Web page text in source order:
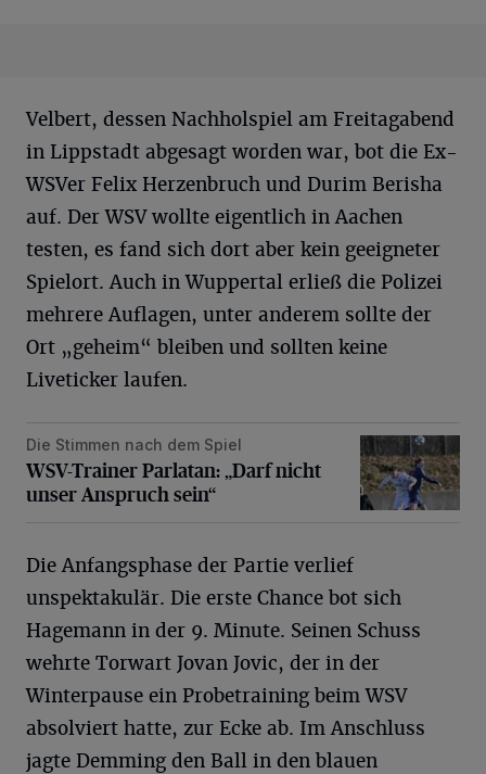
Velbert, dessen Nachholspiel am Freitagabend
in Lippstadt abgesagt worden war, bot die Ex-
WSVer Felix Herzenbruch und Durim Berisha
auf. Der WSV wollte eigentlich in Aachen
testen, es fand sich dort aber kein geeigneter
Spielort. Auch in Wuppertal erließ die Polizei
mehrere Auflagen, unter anderem sollte der
Ort „geheim“ bleiben und sollten keine
Liveticker laufen.
WSV-Trainer Parlatan: „Darf nicht unser Anspruch sein“
Die Stimmen nach dem Spiel
WSV-Trainer Parlatan: „Darf nicht
unser Anspruch sein“
Die Anfangsphase der Partie verlief
unspektakulär. Die erste Chance bot sich
Hagemann in der 9. Minute. Seinen Schuss
wehrte Torwart Jovan Jovic, der in der
Winterpause ein Probetraining beim WSV
absolviert hatte, zur Ecke ab. Im Anschluss
jagte Demming den Ball in den blauen